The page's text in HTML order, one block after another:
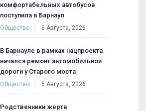
комфортабельных автобусов
поступила в Барнаул
Общество 6 Августа, 2026
В Барнауле в рамках нацпроекта
начался ремонт автомобильной
дороги у Старого моста
Общество 6 Августа, 2026
Родственники жертв